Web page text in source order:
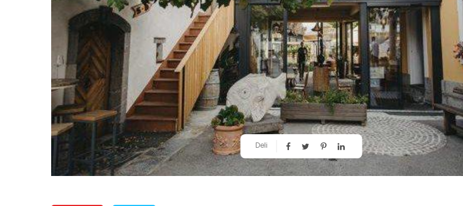
Deli